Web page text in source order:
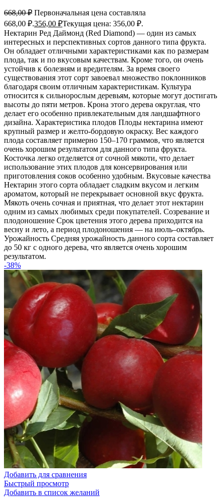
668,00₽ Первоначальная цена составляла
668,00 ₽.356,00 ₽Текущая цена: 356,00 ₽.
Нектарин Ред Даймонд (Red Diamond) — один из самых
интересных и перспективных сортов данного типа фрукта.
Он обладает отличными характеристиками как по размерам
плода, так и по вкусовым качествам. Кроме того, он очень
устойчив к болезням и вредителям. За время своего
существования этот сорт завоевал множество поклонников
благодаря своим отличным характеристикам. Культура
относится к сильнорослым деревьям, которые могут достигать
высоты до пяти метров. Крона этого дерева округлая, что
делает его особенно привлекательным для ландшафтного
дизайна. Характеристика плодов Плоды нектарина имеют
крупный размер и желто-бордовую окраску. Вес каждого
плода составляет примерно 150–170 граммов, что является
очень хорошим результатом для данного типа фрукта.
Косточка легко отделяется от сочной мякоти, что делает
использование этих плодов для консервирования или
приготовления соков особенно удобным. Вкусовые качества
Нектарин этого сорта обладает сладким вкусом и легким
ароматом, который не перекрывает основной вкус фрукта.
Мякоть очень сочная и приятная, что делает этот нектарин
одним из самых любимых среди покупателей. Созревание и
плодоношение Срок цветения этого дерева приходится на
весну и лето, а период плодоношения — на июль–октябрь.
Урожайность Средняя урожайность данного сорта составляет
до 50 кг с одного дерева, что является очень хорошим
результатом.
-38%
Добавить для сравнения
Быстрый просмотр
Добавить в список желаний